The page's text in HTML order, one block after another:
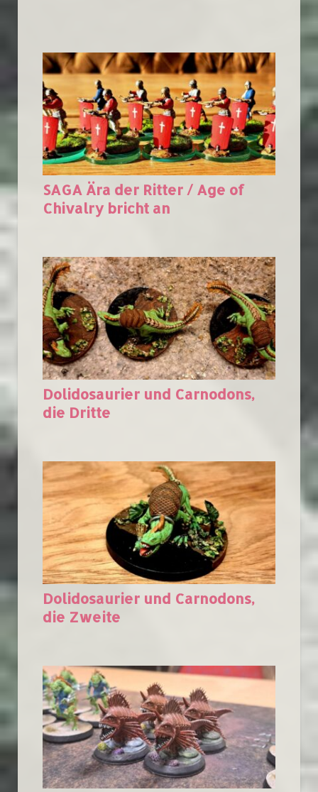
SAGA Ära der Ritter / Age of
Chivalry bricht an
Dolidosaurier und Carnodons,
die Dritte
Dolidosaurier und Carnodons,
die Zweite